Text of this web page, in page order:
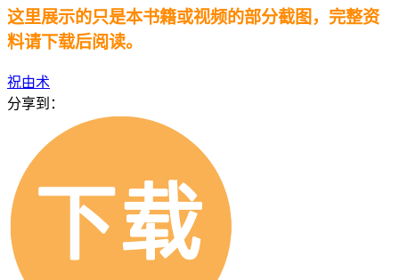
这里展示的只是本书籍或视频的部分截图，完整资
料请下载后阅读。
祝由术
分享到：